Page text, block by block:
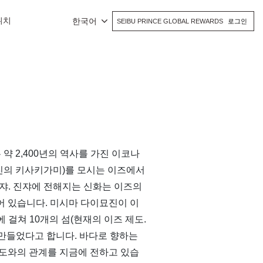
치 한국어 SEIBU PRINCE GLOBAL REWARDS 로그인
2,400년의 역사를 가진 이코나
키사키가미)를 모시는 이즈에서
. 진쟈에 전해지는 신화는 이즈의
있습니다. 미시마 다이묘진이 이
걸쳐 10개의 섬(현재의 이즈 제도.
들었다고 합니다. 바다로 향하는
와의 관계를 지금에 전하고 있습